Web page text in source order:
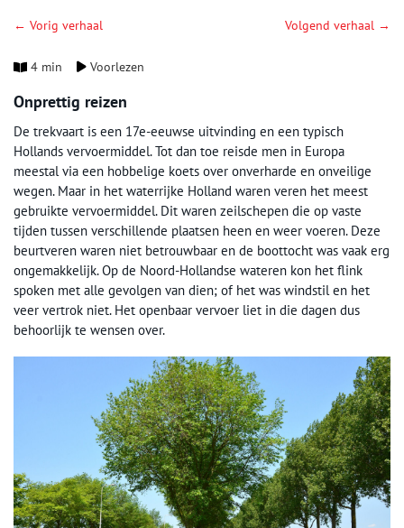
← Vorig verhaal Volgend verhaal →
4 min Voorlezen
Onprettig reizen
De trekvaart is een 17e-eeuwse uitvinding en een typisch
Hollands vervoermiddel. Tot dan toe reisde men in Europa
meestal via een hobbelige koets over onverharde en onveilige
wegen. Maar in het waterrijke Holland waren veren het meest
gebruikte vervoermiddel. Dit waren zeilschepen die op vaste
tijden tussen verschillende plaatsen heen en weer voeren. Deze
beurtveren waren niet betrouwbaar en de boottocht was vaak erg
ongemakkelijk. Op de Noord-Hollandse wateren kon het flink
spoken met alle gevolgen van dien; of het was windstil en het
veer vertrok niet. Het openbaar vervoer liet in die dagen dus
behoorlijk te wensen over.